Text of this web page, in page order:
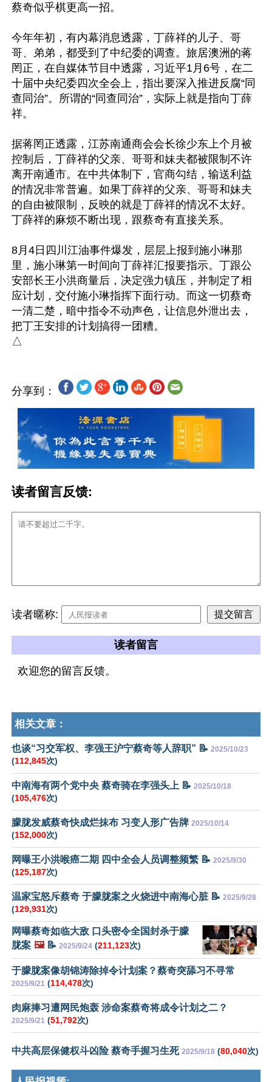
蔡奇似乎棋更高一招。
今年年初，有内幕消息透露，丁薛祥的儿子、哥
哥、弟弟，都受到了中纪委的调查。旅居澳洲的蒋
罔正，在自媒体节目中透露，习近平1月6号，在二
十届中央纪委四次全会上，指出要深入推进反腐“同
查同治”。所谓的“同查同治”，实际上就是指向丁薛
祥。
据蒋罔正透露，江苏南通商会会长徐少东上个月被
控制后，丁薛祥的父亲、哥哥和妹夫都被限制不许
离开南通市。在中共体制下，官商勾结，输送利益
的情况非常普遍。如果丁薛祥的父亲、哥哥和妹夫
的自由被限制，反映的就是丁薛祥的情况不太好。
丁薛祥的麻烦不断出现，跟蔡奇有直接关系。
8月4日四川江油事件爆发，层层上报到施小琳那
里，施小琳第一时间向丁薛祥汇报要指示。丁跟公
安部长王小洪商量后，决定强力镇压，并制定了相
应计划，交付施小琳指挥下面行动。而这一切蔡奇
一清二楚，暗中指令不动声色，让信息外泄出去，
把丁王安排的计划搞得一团糟。
分享到：
读者留言反馈:
读者暱称:
读者留言
欢迎您的留言反馈。
相关文章：
也谈“习交军权、李强王沪宁蔡奇等人辞职” 📝 2025/10/23
(112,845次)
中南海有两个党中央 蔡奇骑在李强头上 📝 2025/10/18
(105,476次)
朦胧发威蔡奇快成烂抹布 习变人形广告牌 2025/10/14
(152,000次)
网曝王小洪喉癌二期 四中全会人员调整频繁 📝 2025/9/30
(125,187次)
温家宝怒斥蔡奇 于朦胧案之火烧进中南海心脏 📝 2025/9/28
(129,931次)
网曝蔡奇如临大敌 口头密令全国封杀于朦
胧案 🖼️📝 2025/9/24 (211,123次)
于朦胧案像胡锦涛除掉令计划案？蔡奇突舔习不寻常
2025/9/21 (114,478次)
肉麻捧习遭网民炮轰 涉命案蔡奇将成令计划之二？
2025/9/21 (51,792次)
中共高层保健权斗凶险 蔡奇手握习生死 2025/9/18 (80,040次)